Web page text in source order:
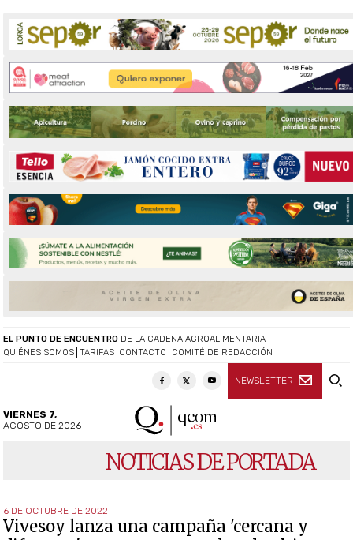
QUIÉNES SOMOS TARIFAS CONTACTO COMITÉ DE REDACCIÓN
NEWSLETTER
EL PUNTO DE ENCUENTRO DE LA CADENA AGROALIMENTARIA
VIERNES 7,
AGOSTO DE 2026
NOTICIAS DE PORTADA
6 DE OCTUBRE DE 2022
Vivesoy lanza una campaña 'cercana y